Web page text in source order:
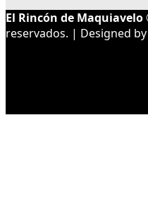
El Rincón de Maquiavelo
reservados. | Designed by